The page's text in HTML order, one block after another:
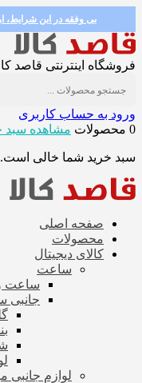
بی وفقه در این
فروشگاه اینترنتی قاصد
ورود به حساب کاربری
0 محصولات
مشاهده سبد
سبد خرید شما خالی است.
صفحه اصلی
محصولات
کالای دیجیتال
ساعت
ساعت
جانبی
لوازم جانبی